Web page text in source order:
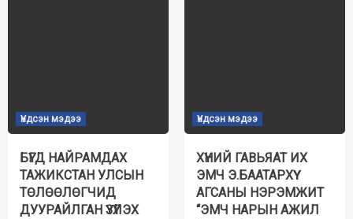
Үндсэн мэдээ
БҮГД НАЙРАМДАХ
ТАЖИКСТАН УЛСЫН
ТӨЛӨӨЛӨГЧИД
ДУУРАЙЛГАН ҮЗҮҮЛЭХ
Үндсэн мэдээ
ХҮНИЙ ГАВЬЯАТ ИХ
ЭМЧ Э.БААТАРХҮҮ
АГСАНЫ НЭРЭМЖИТ
“ЭМЧ НАРЫН АЖИЛ